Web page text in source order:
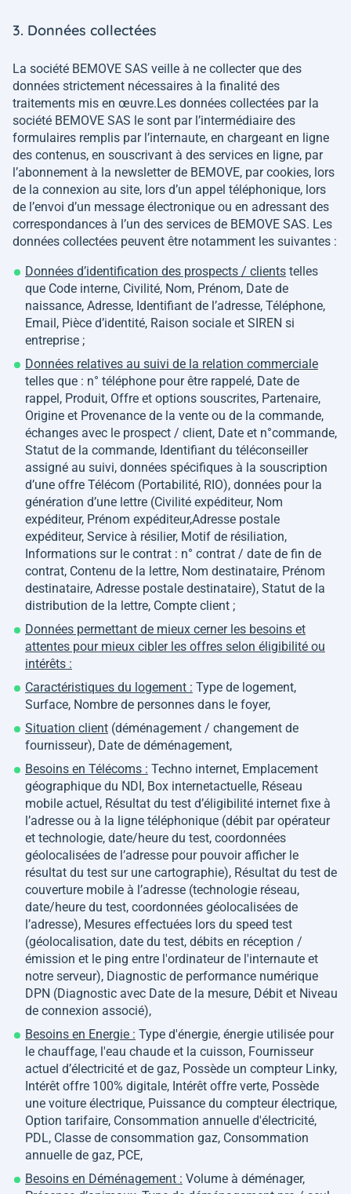
3. Données collectées
La société BEMOVE SAS veille à ne collecter que des
données strictement nécessaires à la finalité des
traitements mis en œuvre.Les données collectées par la
société BEMOVE SAS le sont par l’intermédiaire des
formulaires remplis par l’internaute, en chargeant en ligne
des contenus, en souscrivant à des services en ligne, par
l’abonnement à la newsletter de BEMOVE, par cookies, lors
de la connexion au site, lors d’un appel téléphonique, lors
de l’envoi d’un message électronique ou en adressant des
correspondances à l’un des services de BEMOVE SAS. Les
données collectées peuvent être notamment les suivantes :
Données d’identification des prospects / clients telles
que Code interne, Civilité, Nom, Prénom, Date de
naissance, Adresse, Identifiant de l’adresse, Téléphone,
Email, Pièce d’identité, Raison sociale et SIREN si
entreprise ;
Données relatives au suivi de la relation commerciale
telles que : n° téléphone pour être rappelé, Date de
rappel, Produit, Offre et options souscrites, Partenaire,
Origine et Provenance de la vente ou de la commande,
échanges avec le prospect / client, Date et n°commande,
Statut de la commande, Identifiant du téléconseiller
assigné au suivi, données spécifiques à la souscription
d’une offre Télécom (Portabilité, RIO), données pour la
génération d’une lettre (Civilité expéditeur, Nom
expéditeur, Prénom expéditeur,Adresse postale
expéditeur, Service à résilier, Motif de résiliation,
Informations sur le contrat : n° contrat / date de fin de
contrat, Contenu de la lettre, Nom destinataire, Prénom
destinataire, Adresse postale destinataire), Statut de la
distribution de la lettre, Compte client ;
Données permettant de mieux cerner les besoins et
attentes pour mieux cibler les offres selon éligibilité ou
intérêts :
Caractéristiques du logement : Type de logement,
Surface, Nombre de personnes dans le foyer,
Situation client (déménagement / changement de
fournisseur), Date de déménagement,
Besoins en Télécoms : Techno internet, Emplacement
géographique du NDI, Box internetactuelle, Réseau
mobile actuel, Résultat du test d’éligibilité internet fixe à
l’adresse ou à la ligne téléphonique (débit par opérateur
et technologie, date/heure du test, coordonnées
géolocalisées de l’adresse pour pouvoir afficher le
résultat du test sur une cartographie), Résultat du test de
couverture mobile à l’adresse (technologie réseau,
date/heure du test, coordonnées géolocalisées de
l’adresse), Mesures effectuées lors du speed test
(géolocalisation, date du test, débits en réception /
émission et le ping entre l'ordinateur de l'internaute et
notre serveur), Diagnostic de performance numérique
DPN (Diagnostic avec Date de la mesure, Débit et Niveau
de connexion associé),
Besoins en Energie : Type d'énergie, énergie utilisée pour
le chauffage, l'eau chaude et la cuisson, Fournisseur
actuel d’électricité et de gaz, Possède un compteur Linky,
Intérêt offre 100% digitale, Intérêt offre verte, Possède
une voiture électrique, Puissance du compteur électrique,
Option tarifaire, Consommation annuelle d'électricité,
PDL, Classe de consommation gaz, Consommation
annuelle de gaz, PCE,
Besoins en Déménagement : Volume à déménager,